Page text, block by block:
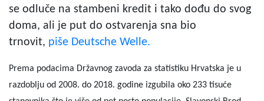
se odluče na stambeni kredit i tako dođu do svog
doma, ali je put do ostvarenja sna bio
trnovit, piše Deutsche Welle.
Prema podacima Državnog zavoda za statistiku Hrvatska je u
razdoblju od 2008. do 2018. godine izgubila oko 233 tisuće